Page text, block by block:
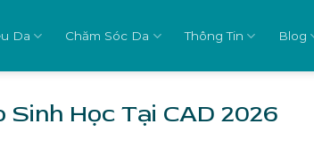
Da Chăm Sóc Da Thông Tin Blog
Sinh Học Tại CAD 2026